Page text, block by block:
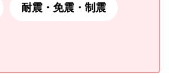
耐震・免震・制震